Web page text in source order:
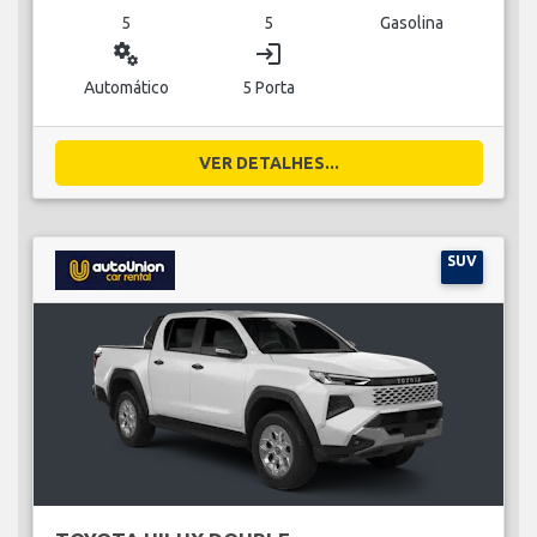
5 5 Gasolina
miscellaneous_services
Automático
login
5 Porta
VER DETALHES...
SUV